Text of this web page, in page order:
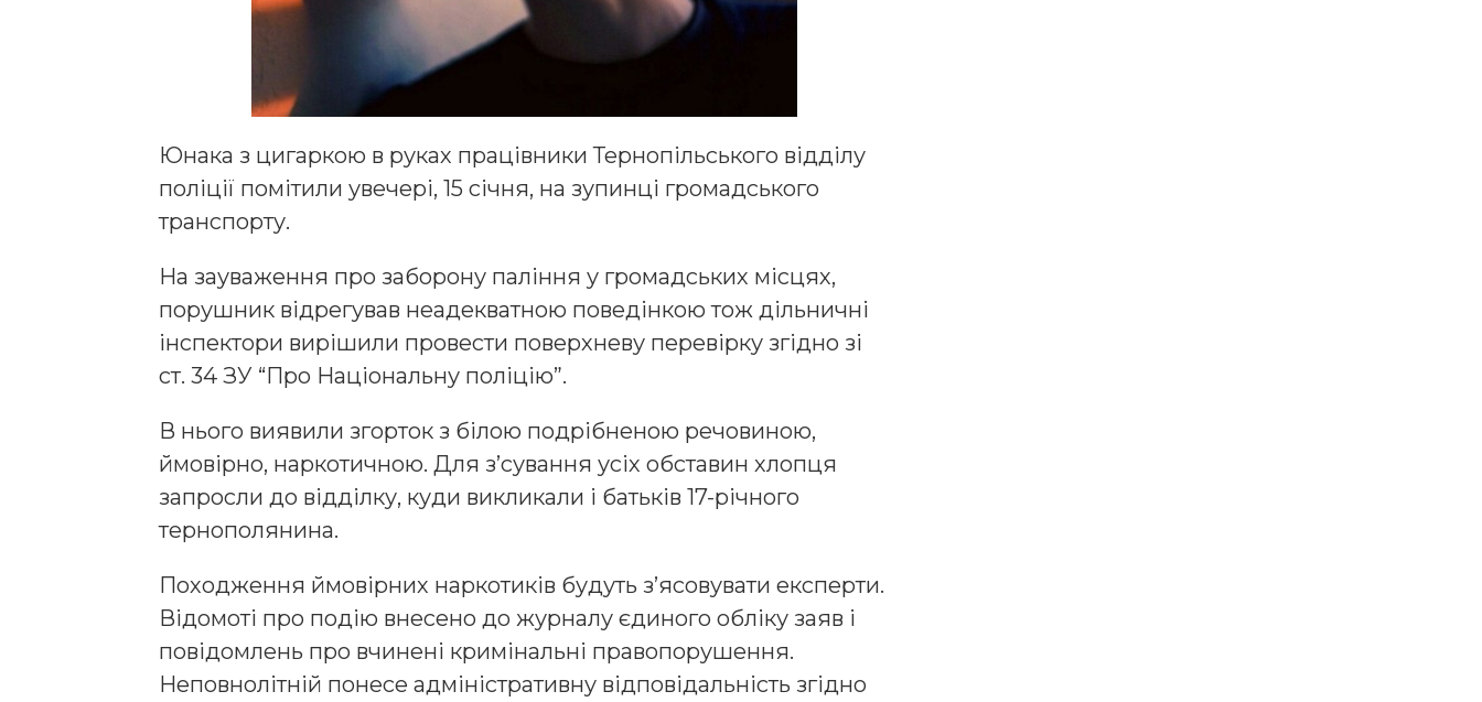
Юнака з цигаркою в руках працівники Тернопільського відділу
поліції помітили увечері, 15 січня, на зупинці громадського
транспорту.
На зауваження про заборону паління у громадських місцях,
порушник відрегував неадекватною поведінкою тож дільничні
інспектори вирішили провести поверхневу перевірку згідно зі
ст. 34 ЗУ “Про Національну поліцію”.
В нього виявили згорток з білою подрібненою речовиною,
ймовірно, наркотичною. Для з’сування усіх обставин хлопця
запросли до відділку, куди викликали і батьків 17-річного
тернополянина.
Походження ймовірних наркотиків будуть з’ясовувати експерти.
Відомоті про подію внесено до журналу єдиного обліку заяв і
повідомлень про вчинені кримінальні правопорушення.
Неповнолітній понесе адміністративну відповідальність згідно